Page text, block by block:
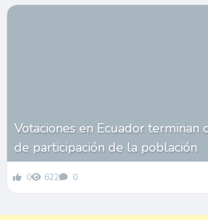
Votaciones en Ecuador terminan
de participación de la población
0 622 0